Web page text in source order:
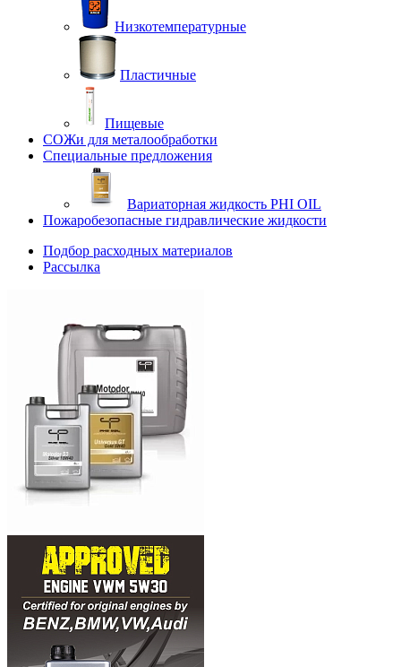
Низкотемпературные
Пластичные
Пищевые
СОЖи для металообработки
Специальные предложения
Вариаторная жидкость PHI OIL
Пожаробезопасные гидравлические жидкости
Подбор расходных материалов
Рассылка